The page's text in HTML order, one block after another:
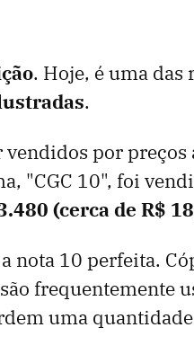
. Hoje, é uma das
.
por preços
"CGC 10", foi
(cerca de R$
nota 10 perfeita.
frequentemente
uma quantidade